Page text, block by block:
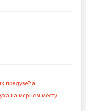
предузећа
на мерном месту